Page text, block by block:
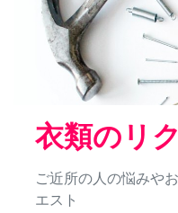
衣類のリ
ご近所の人の悩みや
エスト